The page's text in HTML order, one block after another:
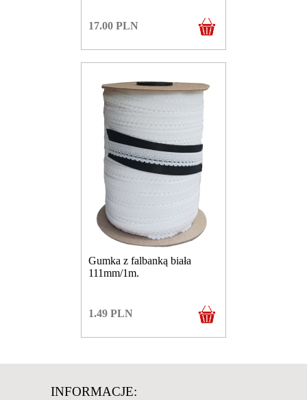
17.00 PLN
Gumka z falbanką biała
111mm/1m.
1.49 PLN
INFORMACJE: